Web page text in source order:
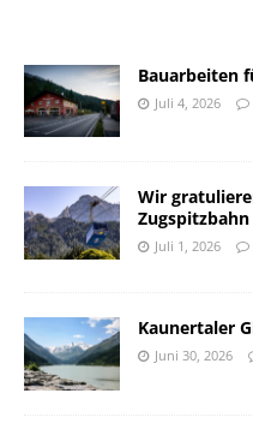
Bauarbeiten
Juli 4, 2026
Wir
Zugspitzbahn
Juli 1, 2026
Kaunertaler
Juni 30, 2026